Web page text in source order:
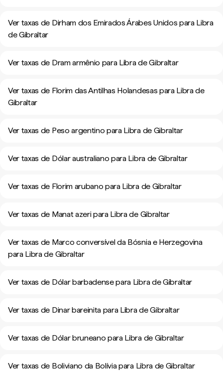
Ver taxas de Dirham dos Emirados Árabes Unidos para Libra
de Gibraltar
Ver taxas de Dram armênio para Libra de Gibraltar
Ver taxas de Florim das Antilhas Holandesas para Libra de
Gibraltar
Ver taxas de Peso argentino para Libra de Gibraltar
Ver taxas de Dólar australiano para Libra de Gibraltar
Ver taxas de Florim arubano para Libra de Gibraltar
Ver taxas de Manat azeri para Libra de Gibraltar
Ver taxas de Marco conversível da Bósnia e Herzegovina
para Libra de Gibraltar
Ver taxas de Dólar barbadense para Libra de Gibraltar
Ver taxas de Dinar bareinita para Libra de Gibraltar
Ver taxas de Dólar bruneano para Libra de Gibraltar
Ver taxas de Boliviano da Bolívia para Libra de Gibraltar